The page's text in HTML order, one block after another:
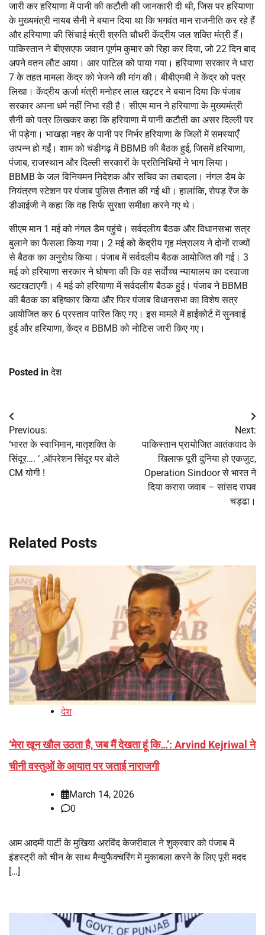
जारी कर हरियाणा में पानी की कटौती की जानकारी दी थी, जिस पर हरियाणा
के मुख्यमंत्री नायब सैनी ने बयान दिया था कि भगवंत मान राजनीति कर रहे हैं
और हरियाणा की सिंचाई मंत्री श्रुति चौधरी केंद्रीय जल शक्ति मंत्री हैं।
पाकिस्तान ने बीएसएफ जवान पूर्णम कुमार को रिहा कर दिया, जो 22 दिन बाद
अपने वतन लौट आया। आर पाटिल को पाया गया। हरियाणा सरकार ने धारा
7 के तहत मामला केंद्र को भेजने की मांग की। बीबीएमबी ने केंद्र को पत्र
लिखा। केंद्रीय ऊर्जा मंत्री मनोहर लाल खट्टर ने बयान दिया कि पंजाब
सरकार अपना धर्म नहीं निभा रही है। सीएम मान ने हरियाणा के मुख्यमंत्री
सैनी को पत्र लिखकर कहा कि हरियाणा में पानी कटौती का असर दिल्ली पर
भी पड़ेगा। भाखड़ा नहर के पानी पर निर्भर हरियाणा के जिलों में समस्याएँ
उत्पन्न हो गईं। शाम को चंडीगढ़ में BBMB की बैठक हुई, जिसमें हरियाणा,
पंजाब, राजस्थान और दिल्ली सरकारों के प्रतिनिधियों ने भाग लिया।
BBMB के जल विनियमन निदेशक और सचिव का तबादला। नंगल डैम के
नियंत्रण स्टेशन पर पंजाब पुलिस तैनात की गई थी। हालांकि, रोपड़ रेंज के
डीआईजी ने कहा कि वह सिर्फ सुरक्षा समीक्षा करने गए थे।
सीएम मान 1 मई को नंगल डैम पहुंचे। सर्वदलीय बैठक और विधानसभा सत्र
बुलाने का फैसला किया गया। 2 मई को केंद्रीय गृह मंत्रालय ने दोनों राज्यों
से बैठक का अनुरोध किया। पंजाब में सर्वदलीय बैठक आयोजित की गई। 3
मई को हरियाणा सरकार ने घोषणा की कि वह सर्वोच्च न्यायालय का दरवाजा
खटखटाएगी। 4 मई को हरियाणा में सर्वदलीय बैठक हुई। पंजाब ने BBMB
की बैठक का बहिष्कार किया और फिर पंजाब विधानसभा का विशेष सत्र
आयोजित कर 6 प्रस्ताव पारित किए गए। इस मामले में हाईकोर्ट में सुनवाई
हुई और हरियाणा, केंद्र व BBMB को नोटिस जारी किए गए।
Posted inदेश
Post
navigation
Previous:
‘भारत के स्वाभिमान, मातृशक्ति के
सिंदूर…. ‘ ,ऑपरेशन सिंदूर पर बोले
CM योगी !
Next:
पाकिस्तान प्रायोजित आतंकवाद के
खिलाफ पूरी दुनिया हो एकजुट,
Operation Sindoor से भारत ने
दिया करारा जवाब – सांसद राघव
चड्ढा।
Related Posts
देश
‘मेरा खून खौल उठता है, जब मैं देखता हूं कि…’: Arvind Kejriwal ने
चीनी वस्तुओं के आयात पर जताई नाराजगी
March 14, 2026
0
आम आदमी पार्टी के मुखिया अरविंद केजरीवाल ने शुक्रवार को पंजाब में
इंडस्ट्री को चीन के साथ मैन्युफैक्चरिंग में मुकाबला करने के लिए पूरी मदद
[…]